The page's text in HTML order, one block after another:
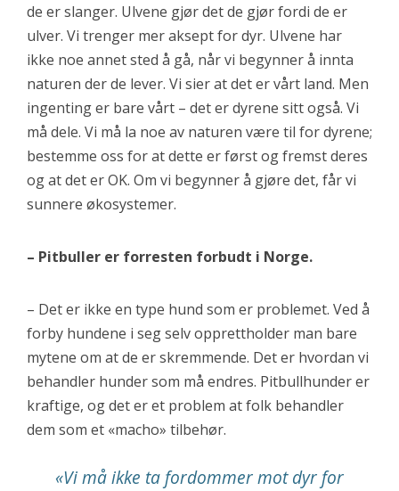
de er slanger. Ulvene gjør det de gjør fordi de er
ulver. Vi trenger mer aksept for dyr. Ulvene har
ikke noe annet sted å gå, når vi begynner å innta
naturen der de lever. Vi sier at det er vårt land. Men
ingenting er bare vårt – det er dyrene sitt også. Vi
må dele. Vi må la noe av naturen være til for dyrene;
bestemme oss for at dette er først og fremst deres
og at det er OK. Om vi begynner å gjøre det, får vi
sunnere økosystemer.
– Pitbuller er forresten forbudt i Norge.
– Det er ikke en type hund som er problemet. Ved å
forby hundene i seg selv opprettholder man bare
mytene om at de er skremmende. Det er hvordan vi
behandler hunder som må endres. Pitbullhunder er
kraftige, og det er et problem at folk behandler
dem som et «macho» tilbehør.
«Vi må ikke ta fordommer mot dyr for